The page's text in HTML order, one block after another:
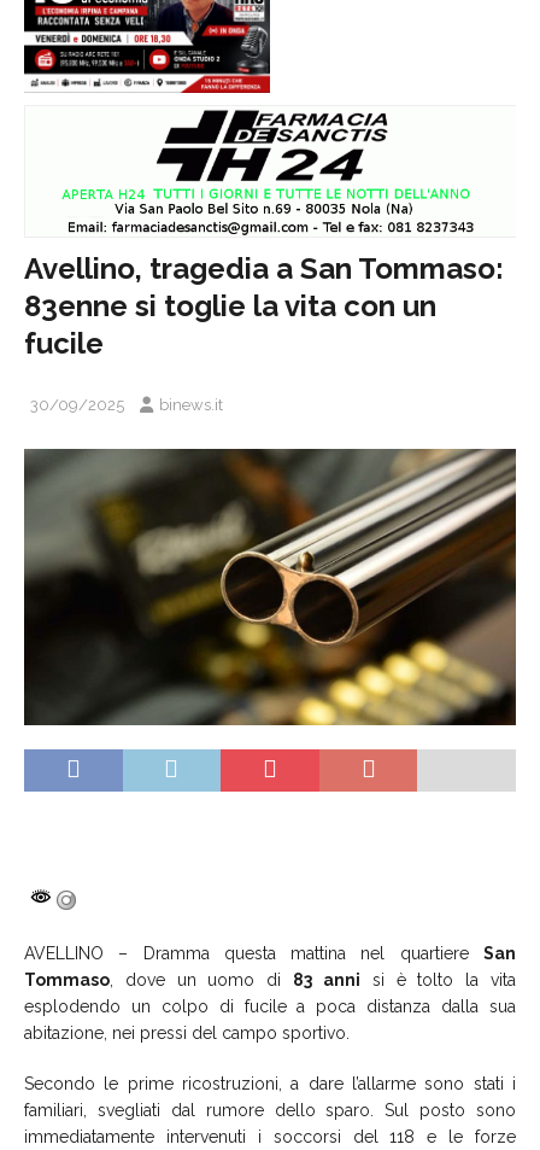
Avellino, tragedia a San Tommaso:
83enne si toglie la vita con un
fucile
30/09/2025 binews.it
AVELLINO – Dramma questa mattina nel quartiere San
Tommaso , dove un uomo di 83 anni si è tolto la vita
esplodendo un colpo di fucile a poca distanza dalla sua
abitazione, nei pressi del campo sportivo.
Secondo le prime ricostruzioni, a dare l’allarme sono stati i
familiari, svegliati dal rumore dello sparo. Sul posto sono
immediatamente intervenuti i soccorsi del 118 e le forze